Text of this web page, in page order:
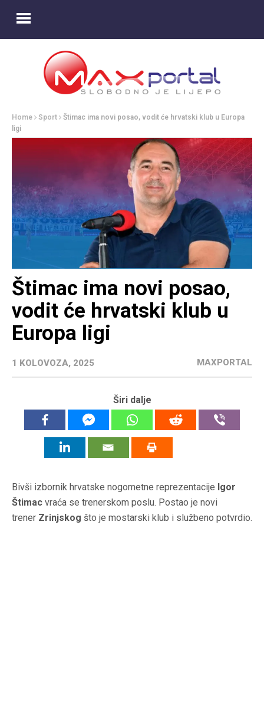
Home Sport
Štimac ima novi posao, vodit će hrvatski klub u Europa
ligi
Štimac ima novi posao,
vodit će hrvatski klub u
Europa ligi
1 KOLOVOZA, 2025 MAXPORTAL
Širi dalje
Bivši izbornik hrvatske nogometne reprezentacije Igor
Štimac vraća se trenerskom poslu. Postao je novi
trener Zrinjskog što je mostarski klub i službeno potvrdio.